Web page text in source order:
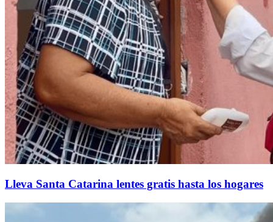
Lleva Santa Catarina lentes gratis hasta los hogares